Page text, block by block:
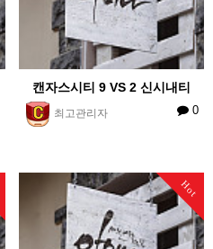
캔자스시티 9 VS 2 신시내티
최고관리자 0
Hot